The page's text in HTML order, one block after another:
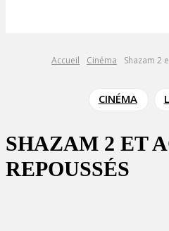
Accueil Cinéma Shazam 2
CINÉMA
SHAZAM 2 ET
REPOUSSÉS